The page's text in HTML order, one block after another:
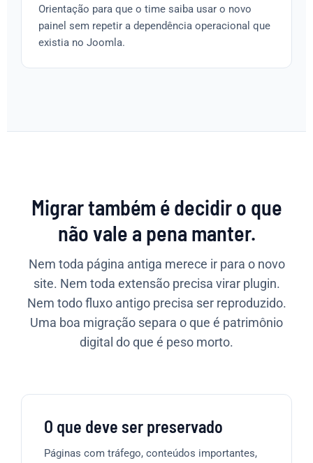
Orientação para que o time saiba usar o novo
painel sem repetir a dependência operacional que
existia no Joomla.
Migrar também é decidir o que
não vale a pena manter.
Nem toda página antiga merece ir para o novo
site. Nem toda extensão precisa virar plugin.
Nem todo fluxo antigo precisa ser reproduzido.
Uma boa migração separa o que é patrimônio
digital do que é peso morto.
O que deve ser preservado
Páginas com tráfego, conteúdos importantes,